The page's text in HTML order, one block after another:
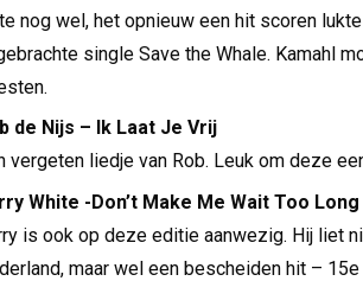
nog wel, het opnieuw een hit scoren
single Save the Whale. Kamahl
de Nijs – Ik Laat Je Vrij
vergeten liedje van Rob. Leuk om deze
White -Don’t Make Me Wait Too Long
is ook op deze editie aanwezig. Hij liet
maar wel een bescheiden hit –